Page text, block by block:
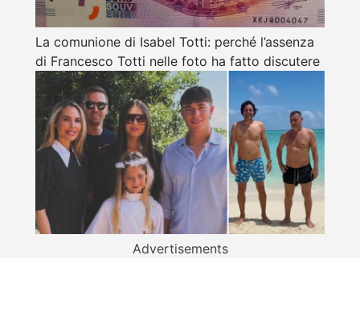
La comunione di Isabel Totti: perché l’assenza
di Francesco Totti nelle foto ha fatto discutere
Advertisements